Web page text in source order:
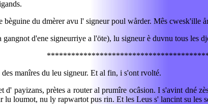
bèguine du dmèrer avu l' signeur poul wårder. Mês
d'ene signeurriye a l'öte), lu signeur è duvnu tous les
manîres du leu signeur. Et al fin, i s'ont rvolté.
d' payizans, prètes a router al prumîre ocâsion. I s'avint
loumot, nu ly rapwartot pus rin. Et les Leus s' lancint su les